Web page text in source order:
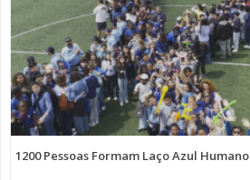
1200 Pessoas Formam Laço Azul Humano